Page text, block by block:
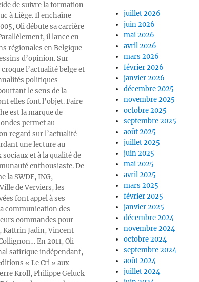
de suivre la formation
à Liège. Il enchaîne
Oli débute sa carrière
il lance en
régionales en Belgique
d’opinion. Sur
l’actualité belge et
politiques
le sens de la
elles font l’objet. Faire
est la marque de
permet au
regard sur l’actualité
une lecture au
et à la qualité de
enthousiaste. De
la SWDE, ING,
de Verviers, les
font appel à ses
communication des
commandes pour
Kattrin Jadin, Vincent
En 2011, Oli
satirique indépendant,
« Le Cri » aux
Kroll, Philippe Geluck
juillet 2026
juin 2026
mai 2026
avril 2026
mars 2026
février 2026
janvier 2026
décembre 2025
novembre 2025
octobre 2025
septembre 2025
août 2025
juillet 2025
juin 2025
mai 2025
avril 2025
mars 2025
février 2025
janvier 2025
décembre 2024
novembre 2024
octobre 2024
septembre 2024
août 2024
juillet 2024